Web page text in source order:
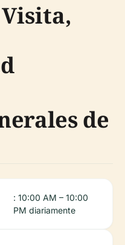
de
: 10:00 AM – 10:00
PM diariamente